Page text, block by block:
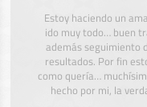
Estoy haciendo un
ido muy todo… buen
además seguimiento
resultados. Por fin
como quería…
hecho por mi, la